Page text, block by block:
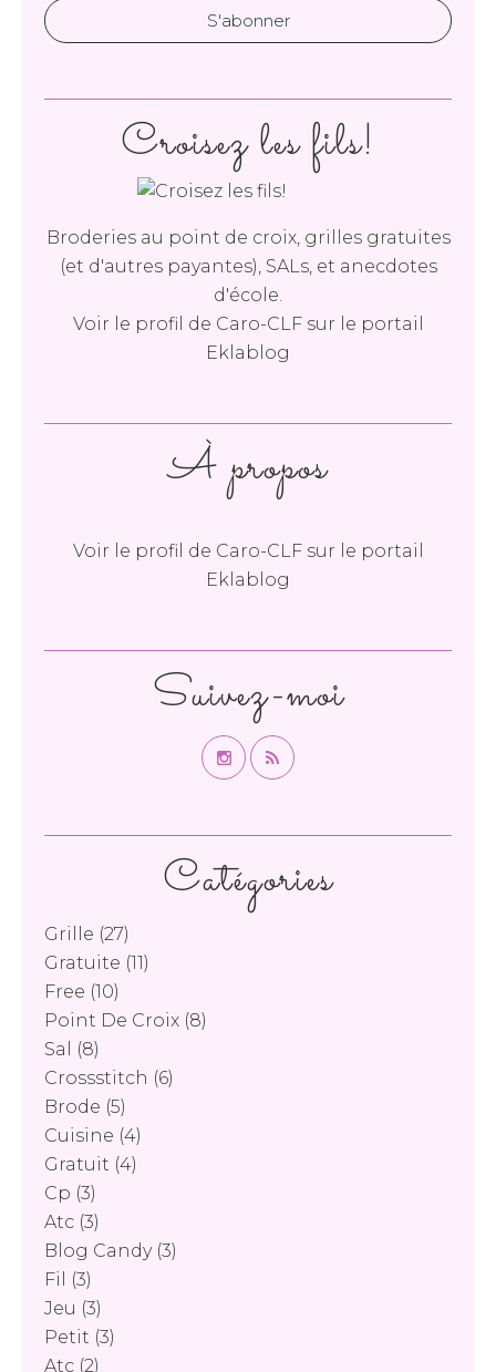
Catégories
Grille (27)
Gratuite (11)
Free (10)
Point De Croix (8)
Sal
(8)
Crossstitch (6)
Brode (5)
Cuisine (4)
Gratuit (4)
Cp (3)
Atc (3)
Blog Candy(3)
Fil
(3)
Jeu (3)
Petit (3)
Atc (2)
Croisez les fils!
Broderies au point de croix, grilles gratuites
(et d'autres payantes), SALs, et anecdotes
d'école.
Voir le profil de Caro-CLFsur le portail
Eklablog
Suivez-moi
À propos
Voir le profil de Caro-CLFsur le portail
Eklablog